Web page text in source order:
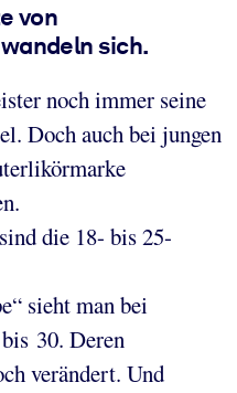
von
sich.
noch immer seine
Doch auch bei jungen
die 18- bis 25-
sieht man bei
30. Deren
verändert. Und